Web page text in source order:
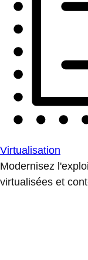
Virtualisation
Modernisez
virtualisées et